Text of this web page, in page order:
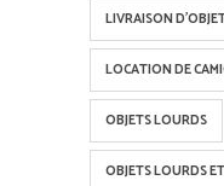
LIVRAISON
LOCATION DE
OBJETS LOURDS
OBJETS LOURDS